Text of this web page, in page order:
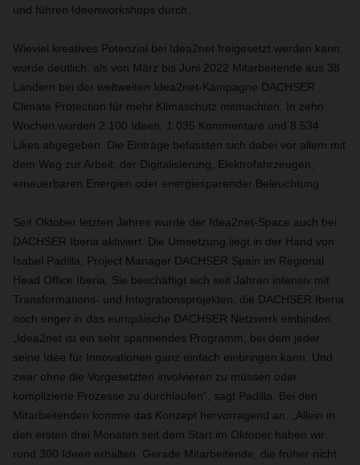
und führen Ideenworkshops durch.
Wieviel kreatives Potenzial bei Idea2net freigesetzt werden kann,
wurde deutlich, als von März bis Juni 2022 Mitarbeitende aus 38
Ländern bei der weltweiten Idea2net-Kampagne DACHSER
Climate Protection für mehr Klimaschutz mitmachten. In zehn
Wochen wurden 2.100 Ideen, 1.035 Kommentare und 8.534
Likes abgegeben. Die Einträge befassten sich dabei vor allem mit
dem Weg zur Arbeit, der Digitalisierung, Elektrofahrzeugen,
erneuerbaren Energien oder energiesparender Beleuchtung.
Seit Oktober letzten Jahres wurde der Idea2net-Space auch bei
DACHSER Iberia aktiviert. Die Umsetzung liegt in der Hand von
Isabel Padilla, Project Manager DACHSER Spain im Regional
Head Office Iberia. Sie beschäftigt sich seit Jahren intensiv mit
Transformations- und Integrationsprojekten, die DACHSER Iberia
noch enger in das europäische DACHSER Netzwerk einbinden.
„Idea2net ist ein sehr spannendes Programm, bei dem jeder
seine Idee für Innovationen ganz einfach einbringen kann. Und
zwar ohne die Vorgesetzten involvieren zu müssen oder
komplizierte Prozesse zu durchlaufen“, sagt Padilla. Bei den
Mitarbeitenden komme das Konzept hervorragend an. „Allein in
den ersten drei Monaten seit dem Start im Oktober haben wir
rund 300 Ideen erhalten. Gerade Mitarbeitende, die früher nicht